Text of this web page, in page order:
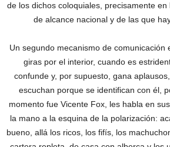
de los dichos coloquiales, precisamente
de alcance nacional y de las que
Un segundo mecanismo de comunicación
giras por el interior, cuando es
confunde y, por supuesto, gana
escuchan porque se identifican con él,
momento fue Vicente Fox, les habla en
la mano a la esquina de la polarización:
bueno, allá los ricos, los fifís, los